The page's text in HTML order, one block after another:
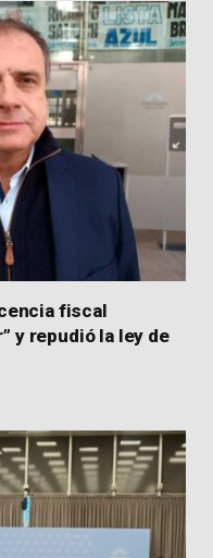
fiscal
y repudió la ley de